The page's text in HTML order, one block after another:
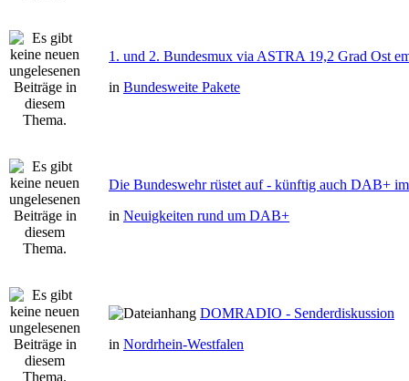
1. und 2. Bundesmux via ASTRA 19,2 Grad Ost
in Bundesweite Pakete
Die Bundeswehr rüstet auf - künftig auch DAB+
in Neuigkeiten rund um DAB+
DOMRADIO - Senderdiskussion
in Nordrhein-Westfalen